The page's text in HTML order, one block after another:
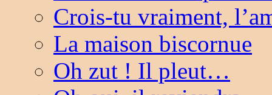
Crois-tu vraiment,
La maison biscornue
Oh zut ! Il pleut…